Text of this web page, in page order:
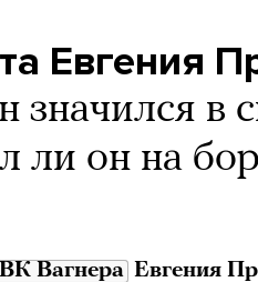
Евгения
значился в
ли он на
Вагнера Евгения